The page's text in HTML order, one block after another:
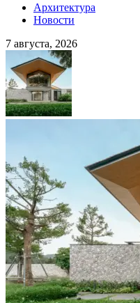
Архитектура
Новости
7 августа, 2026